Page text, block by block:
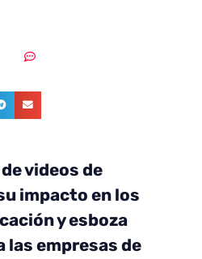
videos de
impacto en los
y esboza
las empresas de